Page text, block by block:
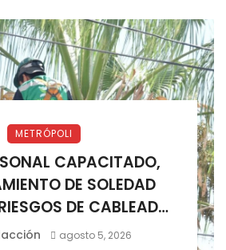
METRÓPOLI
CAPACITADO,
DE SOLEDAD
DE CABLEADO
ELÉCTRICOagosto 5, 2026